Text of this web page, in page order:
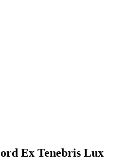
Ex Tenebris Lux